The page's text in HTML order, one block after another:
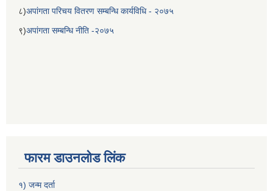
८)अपांगता परिचय वितरण सम्बन्धि कार्यविधि - २०७५
९)अपांगता सम्बन्धि नीति -२०७५
फारम डाउनलोड लिंक
१) जन्म दर्ता